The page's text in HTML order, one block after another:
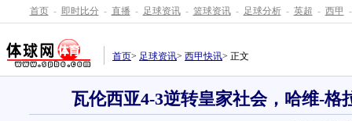
首页 - 即时比分 - 直播 - 足球资讯 - 篮球资讯 - 足球分析 - 英超 - 西甲 -
首页> 足球资讯> 西甲快讯> 正文
瓦伦西亚4-3逆转皇家社会，哈维-格